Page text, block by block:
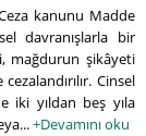
kanunu Madde
davranışlarla bir
mağdurun şikâyeti
Cinsel
iki yıldan beş yıla
+Devamını oku